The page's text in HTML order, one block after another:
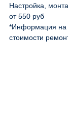
Настройка,
от 550 руб
*Информация на
стоимости